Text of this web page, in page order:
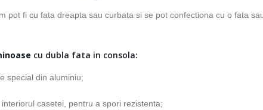
pot fi cu fata dreapta sau curbata si se pot confectiona cu o fata
cu dubla fata in consola:
special din aluminiu;
casetei, pentru a spori rezistenta;